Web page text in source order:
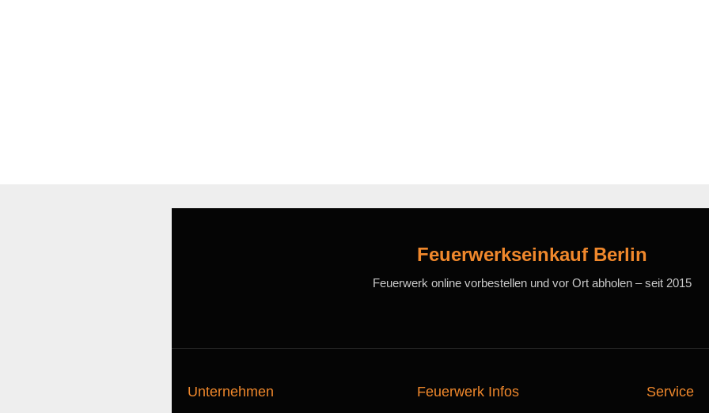
Feuerwerkseinkauf Berlin
Feuerwerk online vorbestellen und vor Ort abholen – seit 2015
Unternehmen Feuerwerk Infos Service